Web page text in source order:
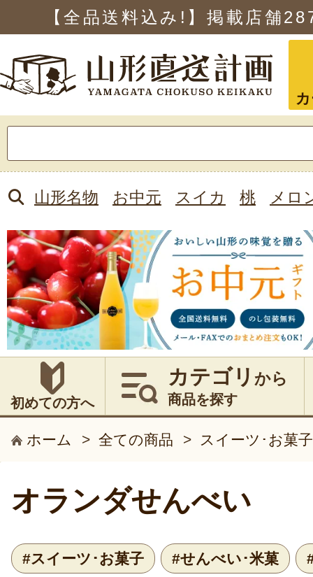
【全品送料込み!】掲載店舗
索:
山形名物 お中元 スイカ 桃 メロ
初めての方へ
カテゴリ から
商品を探す
ホーム > 全ての商品 > スイーツ･お菓子
オランダせんべい
#スイーツ･お菓子 #せんべい･米菓